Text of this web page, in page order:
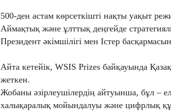
500-ден астам көрсеткішті нақты уақыт
Аймақтық және ұлттық деңгейде
Президент әкімшілігі мен Істер
Айта кетейік, WSIS Prizes байқауында
жеткен.
Жобаны әзірлеушілердің айтуынша, бұл –
халықаралық мойындалуы және цифрлық